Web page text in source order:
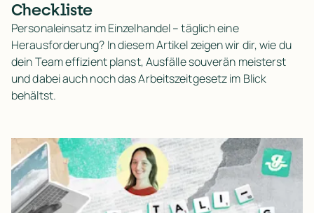
Checkliste
Personaleinsatz im Einzelhandel – täglich eine
Herausforderung? In diesem Artikel zeigen wir dir, wie du
dein Team effizient planst, Ausfälle souverän meisterst
und dabei auch noch das Arbeitszeitgesetz im Blick
behältst.